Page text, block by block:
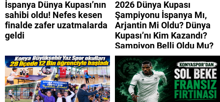
İspanya Dünya Kupası’nın
sahibi oldu! Nefes kesen
finalde zafer uzatmalarda
geldi
2026 Dünya Kupası
Şampiyonu İspanya Mı,
Arjantin Mi Oldu? Dünya
Kupası’nı Kim Kazandı?
Şampiyon Belli Oldu Mu?